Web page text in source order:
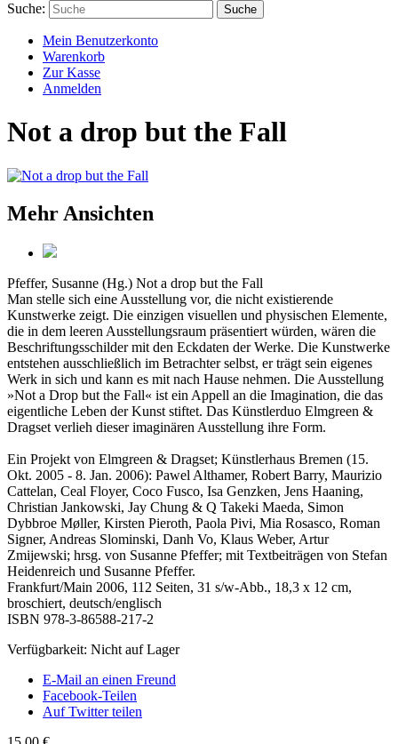
Suche: Suche
Mein Benutzerkonto
Warenkorb
Zur Kasse
Anmelden
Not a drop but the Fall
Mehr Ansichten
Pfeffer, Susanne (Hg.) Not a drop but the Fall
Man stelle sich eine Ausstellung vor, die nicht existierende
Kunstwerke zeigt. Die einzigen visuellen und physischen Elemente,
die in dem leeren Ausstellungsraum präsentiert würden, wären die
Beschriftungsschilder mit den Eckdaten der Werke. Die Kunstwerke
entstehen ausschließlich im Betrachter selbst, er trägt sein eigenes
Werk in sich und kann es mit nach Hause nehmen. Die Ausstellung
»Not a Drop but the Fall« ist ein Appell an die Imagination, die das
eigentliche Leben der Kunst stiftet. Das Künstlerduo Elmgreen &
Dragset verlieh dieser imaginären Ausstellung ihre Form.
Ein Projekt von Elmgreen & Dragset; Künstlerhaus Bremen (15.
Okt. 2005 - 8. Jan. 2006): Pawel Althamer, Robert Barry, Maurizio
Cattelan, Ceal Floyer, Coco Fusco, Isa Genzken, Jens Haaning,
Christian Jankowski, Jay Chung & Q Takeki Maeda, Simon
Dybbroe Møller, Kirsten Pieroth, Paola Pivi, Mia Rosasco, Roman
Signer, Andreas Slominski, Danh Vo, Klaus Weber, Artur
Zmijewski; hrsg. von Susanne Pfeffer; mit Textbeiträgen von Stefan
Heidenreich und Susanne Pfeffer.
Frankfurt/Main 2006, 112 Seiten, 31 s/w-Abb., 18,3 x 12 cm,
broschiert, deutsch/englisch
ISBN 978-3-86588-217-2
Verfügbarkeit: Nicht auf Lager
E-Mail an einen Freund
Facebook-Teilen
Auf Twitter teilen